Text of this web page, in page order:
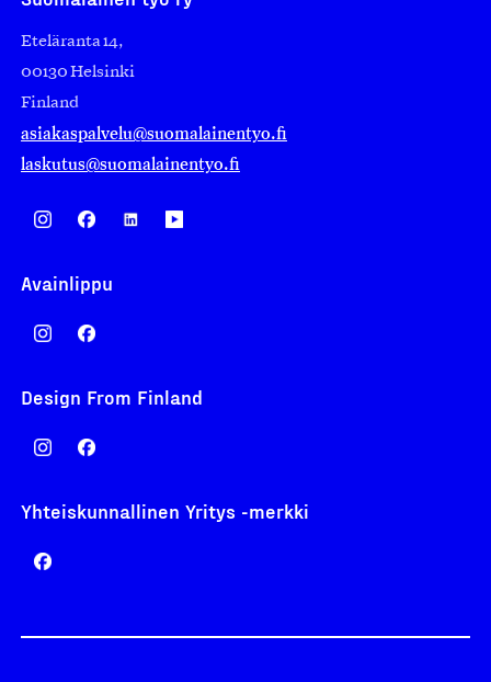
Eteläranta 14,
00130 Helsinki
Finland
asiakaspalvelu@suomalainentyo.fi
laskutus@suomalainentyo.fi
Avainlippu
Design From Finland
Yhteiskunnallinen Yritys -merkki